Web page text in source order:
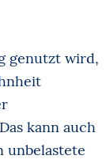
genutzt wird,
kann auch
unbelastete